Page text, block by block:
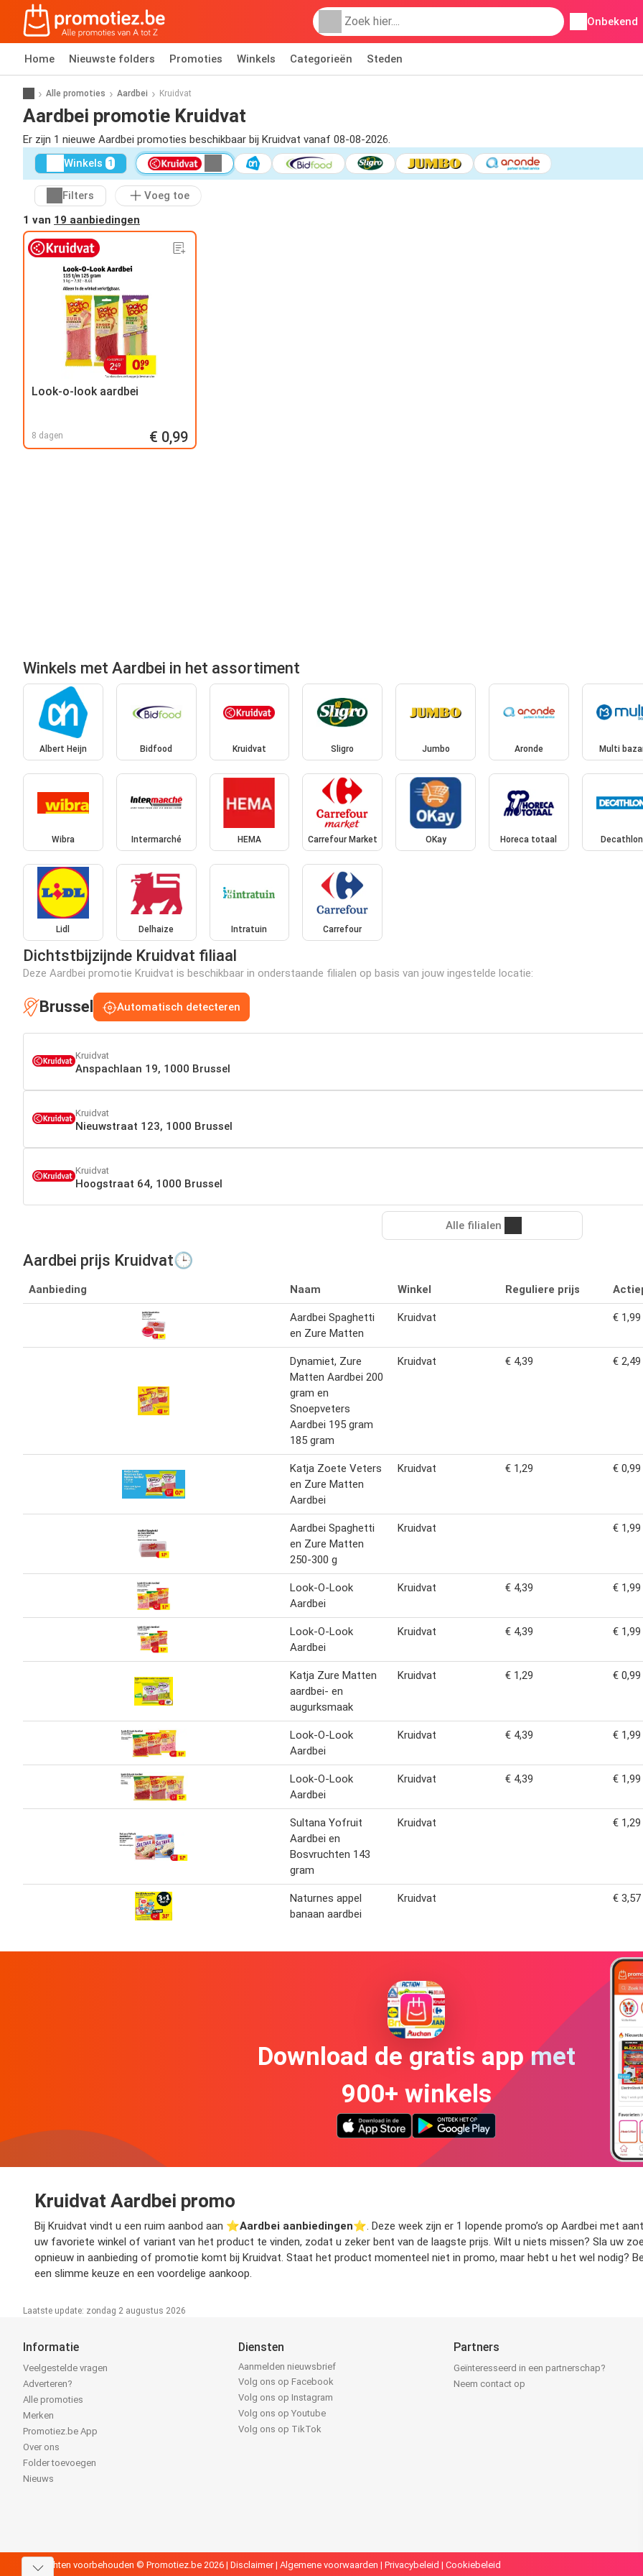
Onbekend
Home Nieuwste folders Promoties Winkels Categorieën Steden
Alle promoties Aardbei Kruidvat
Aardbei promotie Kruidvat
Er zijn 1 nieuwe Aardbei promoties beschikbaar bij Kruidvat vanaf 08-08-2026.
Winkels 1
Filters
Voeg toe
1 van 19 aanbiedingen
Look-o-look aardbei
8 dagen € 0,99
Winkels met Aardbei in het assortiment
Albert Heijn Bidfood Kruidvat Sligro Jumbo Aronde Multi
Wibra Intermarché HEMA Carrefour Market OKay Horeca totaal Decathlon
Lidl Delhaize Intratuin Carrefour
Dichtstbijzijnde Kruidvat filiaal
Deze Aardbei promotie Kruidvat is beschikbaar in onderstaande filialen op basis van jouw ingestelde locatie:
Brussel Automatisch detecteren
Kruidvat
Anspachlaan 19, 1000 Brussel
Kruidvat
Nieuwstraat 123, 1000 Brussel
Kruidvat
Hoogstraat 64, 1000 Brussel
Alle filialen
Aardbei prijs Kruidvat🕒
Aanbieding Naam Winkel Reguliere prijs
Aardbei Spaghetti
en Zure Matten
Kruidvat € 1,99
Dynamiet, Zure
Matten Aardbei 200
gram en
Snoepveters
Aardbei 195 gram
185 gram
Kruidvat € 4,39 € 2,49
Katja Zoete Veters
en Zure Matten
Aardbei
Kruidvat € 1,29 € 0,99
Aardbei Spaghetti
en Zure Matten
250-300 g
Kruidvat € 1,99
Look-O-Look
Aardbei
Kruidvat € 4,39 € 1,99
Look-O-Look
Aardbei
Kruidvat € 4,39 € 1,99
Katja Zure Matten
aardbei- en
augurksmaak
Kruidvat € 1,29 € 0,99
Look-O-Look
Aardbei
Kruidvat € 4,39 € 1,99
Look-O-Look
Aardbei
Kruidvat € 4,39 € 1,99
Sultana Yofruit
Aardbei en
Bosvruchten 143
gram
Kruidvat € 1,29
Naturnes appel
banaan aardbei
Kruidvat € 3,57
Download de gratis app met
900+ winkels
Kruidvat Aardbei promo
Bij Kruidvat vindt u een ruim aanbod aan ⭐️Aardbei aanbiedingen⭐️. Deze week zijn er 1 lopende promo’s op Aardbei met
uw favoriete winkel of variant van het product te vinden, zodat u zeker bent van de laagste prijs. Wilt u niets missen? Sla uw
opnieuw in aanbieding of promotie komt bij Kruidvat. Staat het product momenteel niet in promo, maar hebt u het wel nodig?
een slimme keuze en een voordelige aankoop.
Laatste update: zondag 2 augustus 2026
Informatie
Veelgestelde vragen
Adverteren?
Alle promoties
Merken
Promotiez.be App
Over ons
Folder toevoegen
Nieuws
Diensten
Aanmelden nieuwsbrief
Volg ons op Facebook
Volg ons op Instagram
Volg ons op Youtube
Volg ons op TikTok
Partners
Geïnteresseerd in een partnerschap?
Neem contact op
Alle rechten voorbehouden © Promotiez.be 2026 | Disclaimer| Algemene voorwaarden | Privacybeleid | Cookiebeleid